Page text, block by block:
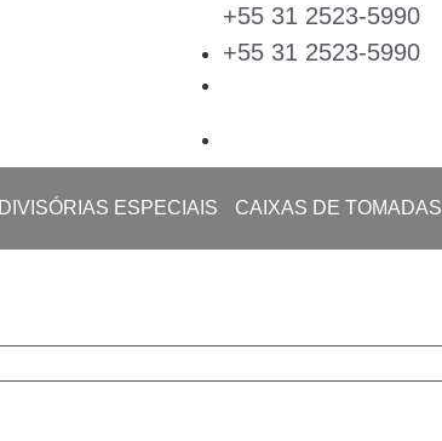
+55 31 2523-5990
+55 31 2523-5990
DIVISÓRIAS ESPECIAIS CAIXAS DE TOMADAS